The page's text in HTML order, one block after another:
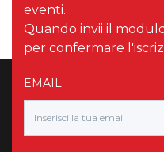
eventi.
Quando invii il
per confermare
EMAIL